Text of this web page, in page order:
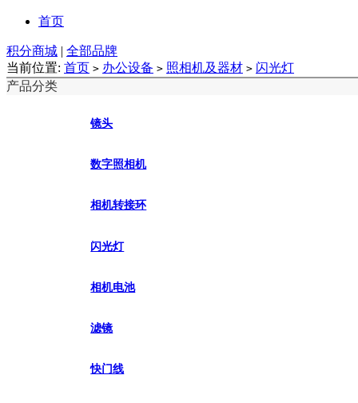
首页
积分商城 | 全部品牌
当前位置: 首页 > 办公设备 > 照相机及器材 > 闪光灯
产品分类
镜头
数字照相机
相机转接环
闪光灯
相机电池
滤镜
快门线